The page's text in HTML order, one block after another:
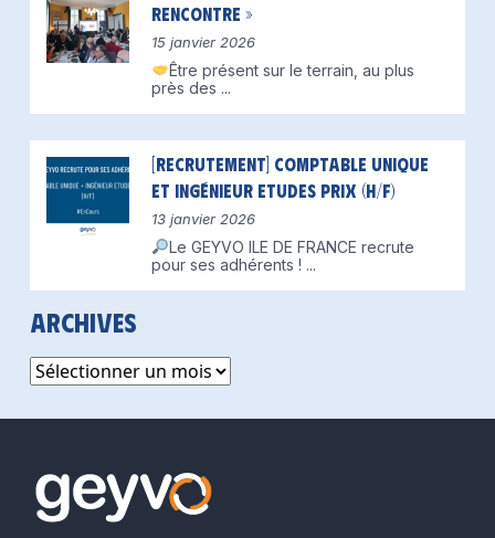
Rencontre »
15 janvier 2026
Être présent sur le terrain, au plus
près des ...
[Recrutement] Comptable unique
et Ingénieur Etudes Prix (H/F)
13 janvier 2026
Le GEYVO ILE DE FRANCE recrute
pour ses adhérents ! ...
Archives
Archives